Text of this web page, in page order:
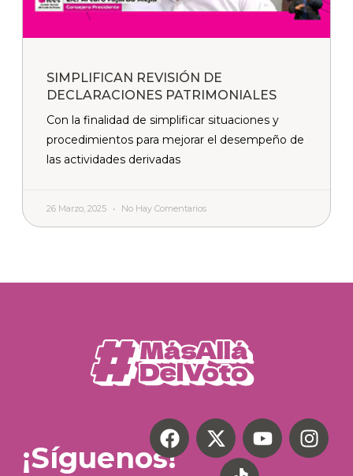
SIMPLIFICAN REVISIÓN DE
DECLARACIONES PATRIMONIALES
Con la finalidad de simplificar situaciones y
procedimientos para mejorar el desempeño de
las actividades derivadas
26 Marzo, 2025 No Hay Comentarios
¡Síguenos!